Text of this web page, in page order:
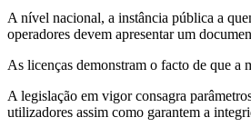
A nível nacional, a instância pública a
operadores devem apresentar um
As licenças demonstram o facto de que a
A legislação em vigor consagra
utilizadores assim como garantem a